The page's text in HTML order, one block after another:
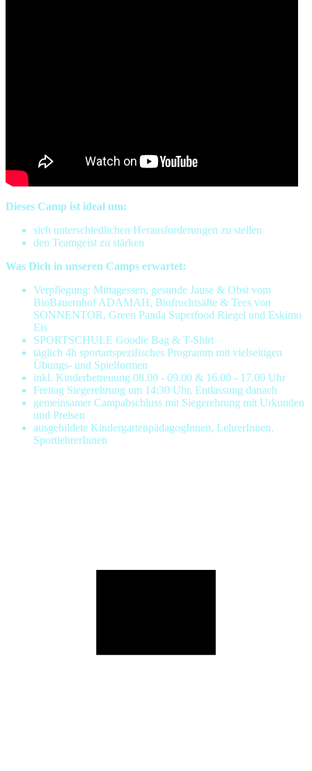
Dieses Camp ist ideal um:
sich unterschiedlichen Herausforderungen zu stellen
den Teamgeist zu stärken
Was Dich in unseren Camps erwartet:
Verpflegung: Mittagessen, gesunde Jause & Obst vom
BioBauernhof ADAMAH, Biofruchtsäfte & Tees von
SONNENTOR, Green Panda Superfood Riegel und Eskimo
Eis
SPORTSCHULE Goodie Bag & T-Shirt
täglich 4h sportartspezifisches Programm mit vielseitigen
Übungs- und Spielformen
inkl. Kinderbetreuung 08.00 - 09.00 & 16.00 - 17.00 Uhr
Freitag Siegerehrung um 14:30 Uhr, Entlassung danach
gemeinsamer Campabschluss mit Siegerehrung mit Urkunden
und Preisen
ausgebildete KindergartenpädagogInnen, LehrerInnen,
SportlehrerInnen